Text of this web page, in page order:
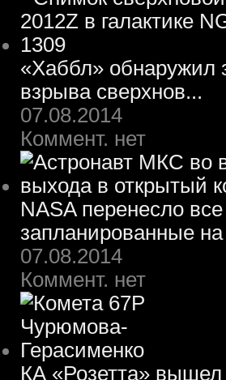
«Хаббл» обнаружил
взрыва сверхнов...
07.08.2014
Коммент. нет
NASA перенесло
запланированные на
07.08.2014
Коммент. нет
КА «Розетта»